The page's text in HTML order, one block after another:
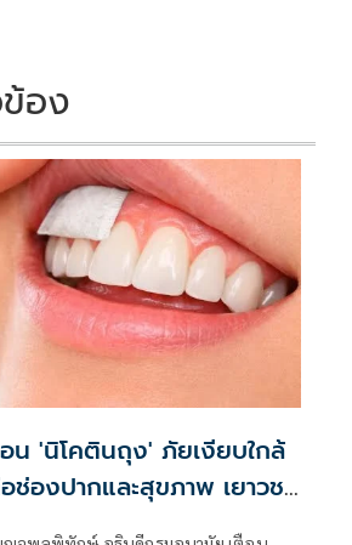
อง
น 'นิโคตินถุง' ภัยเงียบใกล้
องปากและสุขภาพ เยาวชน